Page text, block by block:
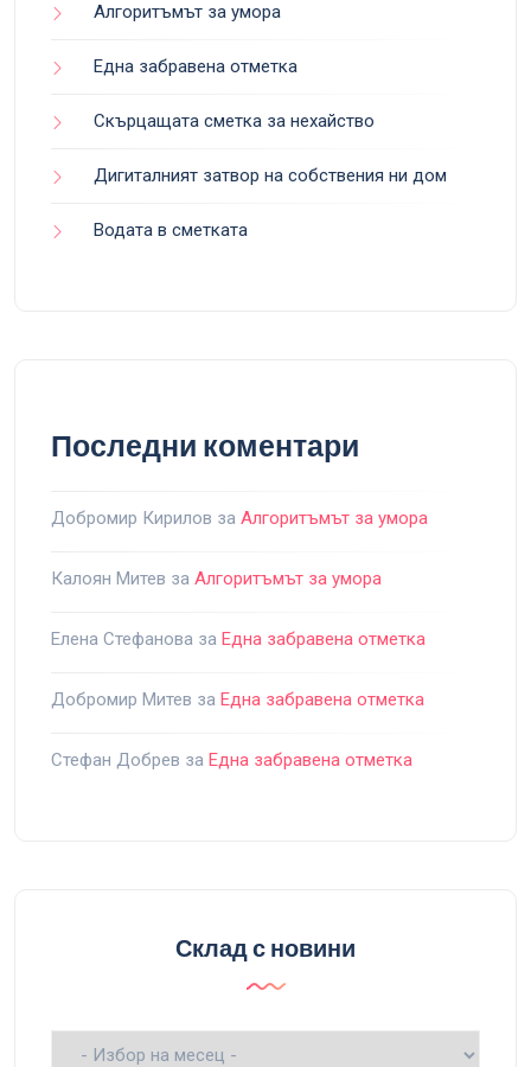
Алгоритъмът за умора
Една забравена отметка
Скърцащата сметка за нехайство
Дигиталният затвор на собствения ни дом
Водата в сметката
Последни коментари
Добромир Кирилов за Алгоритъмът за умора
Калоян Митев за Алгоритъмът за умора
Елена Стефанова за Една забравена отметка
Добромир Митев за Една забравена отметка
Стефан Добрев за Една забравена отметка
Склад с новини
Склад